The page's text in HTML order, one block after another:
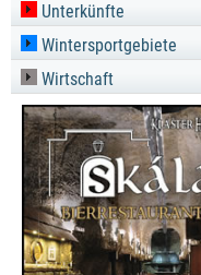
Unterkünfte
Wintersportgebiete
Wirtschaft